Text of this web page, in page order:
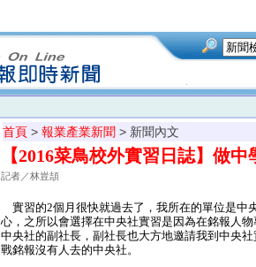
首頁 > 報業產業新聞 > 新聞內文
【2016菜鳥校外實習日誌】做
記者／林豈頡
實習的2個月很快就過去了，我所在的單位是中
心，之所以會選擇在中央社實習是因為在銘報人
中央社的副社長，副社長也大方地邀請我到中央
戰銘報沒有人去的中央社。